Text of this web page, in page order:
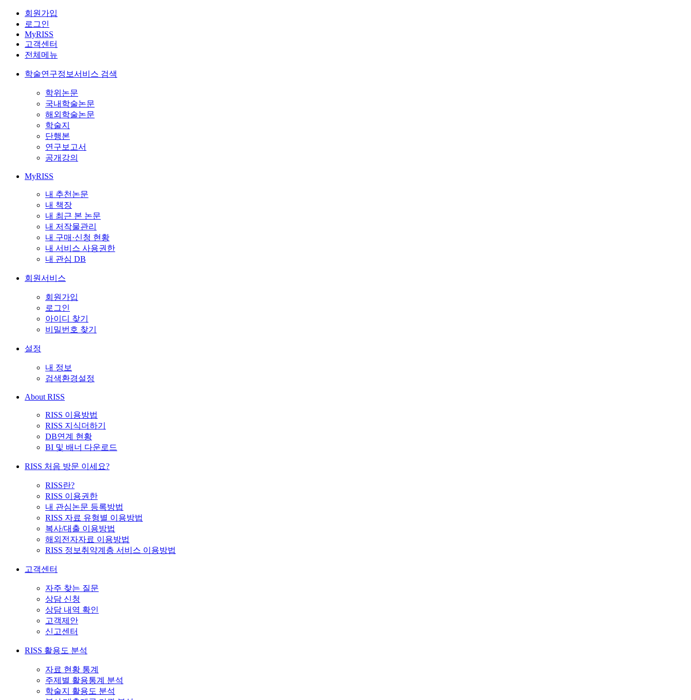
회원가입
로그인
MyRISS
고객센터
전체메뉴
학술연구정보서비스 검색
학위논문
국내학술논문
해외학술논문
학술지
단행본
연구보고서
공개강의
MyRISS
내 추천논문
내 책장
내 최근 본 논문
내 저작물관리
내 구매·신청 현황
내 서비스 사용권한
내 관심 DB
회원서비스
회원가입
로그인
아이디 찾기
비밀번호 찾기
설정
내 정보
검색환경설정
About RISS
RISS 이용방법
RISS 지식더하기
DB연계 현황
BI 및 배너 다운로드
RISS 처음 방문 이세요?
RISS란?
RISS 이용권한
내 관심논문 등록방법
RISS 자료 유형별 이용방법
복사/대출 이용방법
해외전자자료 이용방법
RISS 정보취약계층 서비스 이용방법
고객센터
자주 찾는 질문
상담 신청
상담 내역 확인
고객제안
신고센터
RISS 활용도 분석
자료 현황 통계
주제별 활용통계 분석
학술지 활용도 분석